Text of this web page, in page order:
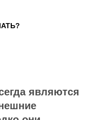
являются